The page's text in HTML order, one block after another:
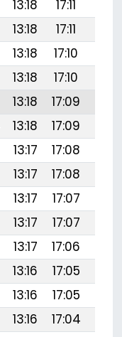
13:18 17:11
13:18 17:11
13:18 17:10
13:18 17:10
13:18 17:09
13:18 17:09
13:17 17:08
13:17 17:08
13:17 17:07
13:17 17:07
13:17 17:06
13:16 17:05
13:16 17:05
13:16 17:04